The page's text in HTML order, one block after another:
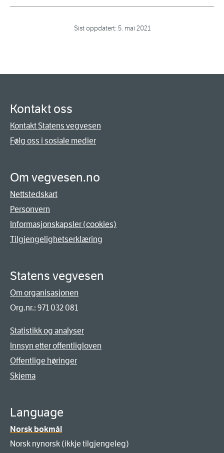
Sist oppdatert:5. mai 2021
Kontakt oss
Kontakt Statens vegvesen
Følg oss i sosiale medier
Om vegvesen.no
Nettstedskart
Personvern
Informasjonskapsler (cookies)
Tilgjengelighetserklæring
Statens vegvesen
Om organisasjonen
Org.nr.: 971 032 081
Statistikk og analyser
Innsyn etter offentligloven
Offentlige høringer
Skjema
Language
Norsk bokmål
Norsk nynorsk (ikkje tilgjengeleg)